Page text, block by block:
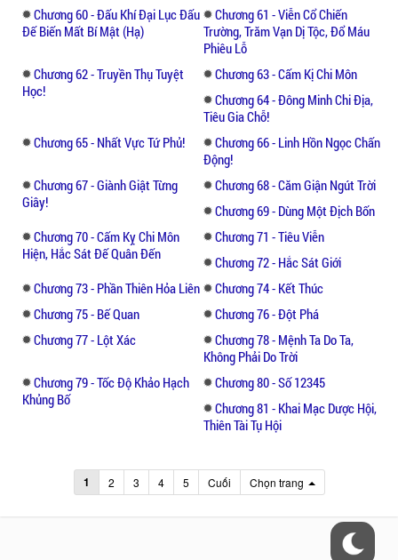
Chương 60 - Đấu Khí Đại Lục Đấu
Đế Biến Mất Bí Mật (Hạ)
Chương 61 - Viễn Cổ Chiến
Trường, Trăm Vạn Dị Tộc, Đổ Máu
Phiêu Lỗ
Chương 62 - Truyền Thụ Tuyệt
Học!
Chương 63 - Cấm Kị Chi Môn
Chương 64 - Đông Minh Chi Địa,
Tiêu Gia Chỗ!
Chương 65 - Nhất Vực Tứ Phủ!
Chương 66 - Linh Hồn Ngọc Chấn
Động!
Chương 67 - Giành Giật Từng
Giây!
Chương 68 - Căm Giận Ngút Trời
Chương 69 - Dùng Một Địch Bốn
Chương 70 - Cấm Kỵ Chi Môn
Hiện, Hắc Sát Đế Quân Đến
Chương 71 - Tiêu Viễn
Chương 72 - Hắc Sát Giới
Chương 73 - Phần Thiên Hỏa Liên
Chương 74 - Kết Thúc
Chương 75 - Bế Quan
Chương 76 - Đột Phá
Chương 77 - Lột Xác
Chương 78 - Mệnh Ta Do Ta,
Không Phải Do Trời
Chương 79 - Tốc Độ Khảo Hạch
Khủng Bố
Chương 80 - Số 12345
Chương 81 - Khai Mạc Dược Hội,
Thiên Tài Tụ Hội
1 2 3 4 5 Cuối Chọn trang